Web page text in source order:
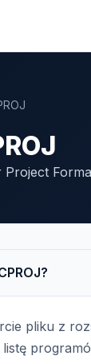
pliku z